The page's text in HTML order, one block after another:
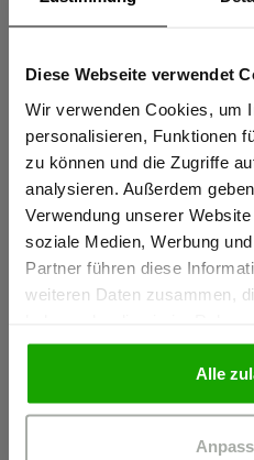
Diese Webseite verwendet
Wir verwenden Cookies, um
personalisieren, Funktionen
zu können und die Zugriffe
analysieren. Außerdem
Verwendung unserer
soziale Medien, Werbung
Partner führen diese
weiteren Daten zusammen,
gesammelt haben.
Alle
Sportlicher Schnitt für perfekte
Schulterreflexstreifen für
mehr anzeigen
Herstellerangaben
Schöffel PRO GmbH, Albert-
Schwabmünchen, Deutschland
info@schoeffel-pro.com
Materialeigenschaften
Ich bestätige, dass ich
Preise werden